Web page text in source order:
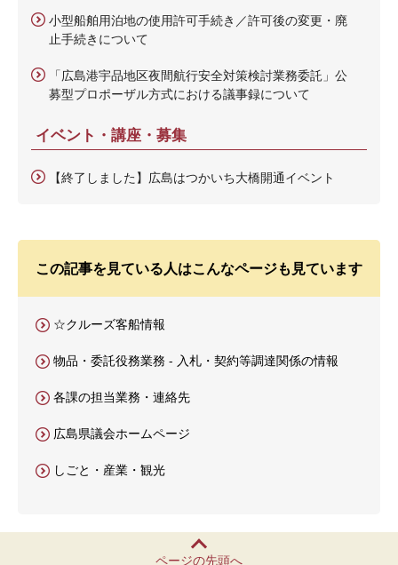
小型船舶用泊地の使用許可手続き／許可後の変更・廃
止手続きについて
「広島港宇品地区夜間航行安全対策検討業務委託」公
募型プロポーザル方式における議事録について
イベント・講座・募集
【終了しました】広島はつかいち大橋開通イベント
この記事を見ている人はこんなページも見ています
☆クルーズ客船情報
物品・委託役務業務 - 入札・契約等調達関係の情報
各課の担当業務・連絡先
広島県議会ホームページ
しごと・産業・観光
ページの先頭へ